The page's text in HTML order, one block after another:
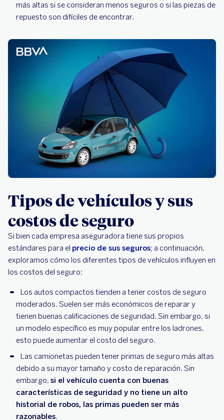
más altas si se consideran menos seguros o si las piezas de
repuesto son difíciles de encontrar.
Tipos de vehículos y sus
costos de seguro
Si bien cada empresa aseguradora tiene sus propios
estándares para el precio de sus seguros; a continuación,
exploramos cómo los diferentes tipos de vehículos influyen en
los costos del seguro:
Los autos compactos tienden a tener costos de seguro
moderados. Suelen ser más económicos de reparar y
tienen buenas calificaciones de seguridad. Sin embargo, si
un modelo específico es muy popular entre los ladrones,
esto puede aumentar el costo del seguro.
Las camionetas pueden tener primas de seguro más altas
debido a su mayor tamaño y costo de reparación. Sin
embargo, si el vehículo cuenta con buenas
características de seguridad y no tiene un alto
historial de robos, las primas pueden ser más
razonables.